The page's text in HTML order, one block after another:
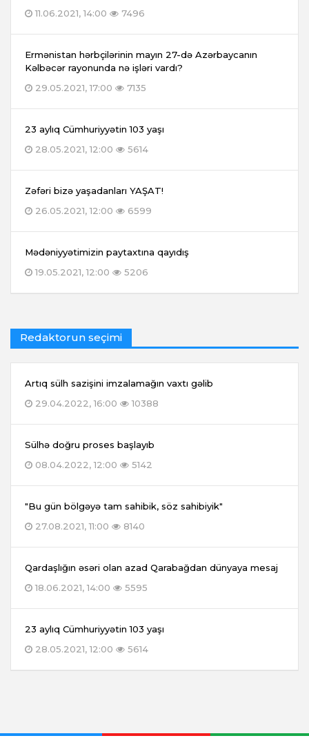
11.06.2021, 14:00
7496
Ermənistan hərbçilərinin mayın 27-də Azərbaycanın
Kəlbəcər rayonunda nə işləri vardı?
29.05.2021, 17:00
7135
23 aylıq Cümhuriyyətin 103 yaşı
28.05.2021, 12:00
5614
Zəfəri bizə yaşadanları YAŞAT!
26.05.2021, 12:00
6599
Mədəniyyətimizin paytaxtına qayıdış
19.05.2021, 12:00
5206
Redaktorun seçimi
Artıq sülh sazişini imzalamağın vaxtı gəlib
29.04.2022, 16:00
10388
Sülhə doğru proses başlayıb
08.04.2022, 12:00
5142
"Bu gün bölgəyə tam sahibik, söz sahibiyik"
27.08.2021, 11:00
8140
Qardaşlığın əsəri olan azad Qarabağdan dünyaya mesaj
18.06.2021, 14:00
5595
23 aylıq Cümhuriyyətin 103 yaşı
28.05.2021, 12:00
5614